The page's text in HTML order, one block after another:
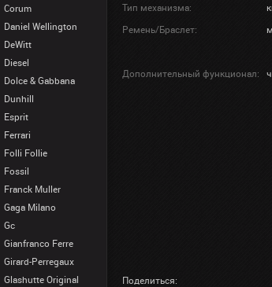
Corum
Daniel Wellington
DeWitt
Diesel
Dolce & Gabbana
Dunhill
Esprit
Ferrari
Folli Follie
Fossil
Franck Muller
Gaga Milano
Gc
Gianfranco Ferre
Girard-Perregaux
Glashutte Original
Тип механизма:
Ремень/Браслет:
Дополнительный функционал:
Поделиться: